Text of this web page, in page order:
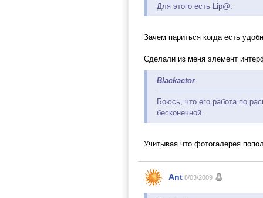
Для этого есть Lip@.
Зачем париться когда есть
Сделали из меня элемент
Blackactor
Боюсь, что его работа по
бесконечной.
Учитывая что фотогалерея
Ant 8/03/2009